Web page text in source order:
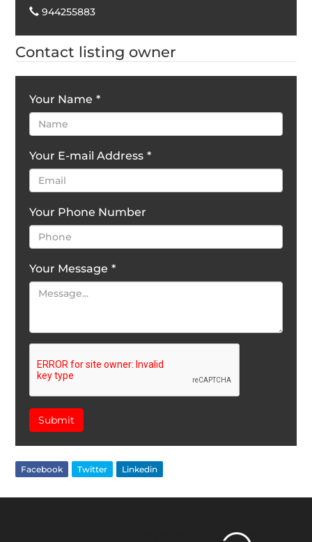
944255883
Contact listing owner
Your Name *
Your E-mail Address *
Your Phone Number
Your Message *
Submit
Facebook Twitter Linkedin